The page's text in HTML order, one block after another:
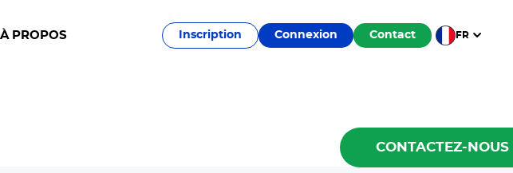
À PROPOS Inscription Connexion Contact FR
CONTACTEZ-NOUS